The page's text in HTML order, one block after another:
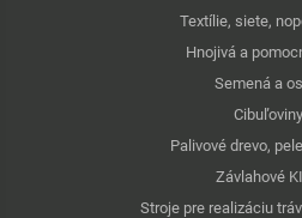
Textílie, siete,
Hnojivá a
Semená a
Cibuľoviny
Palivové drevo,
Závlahové
Stroje pre realizáciu